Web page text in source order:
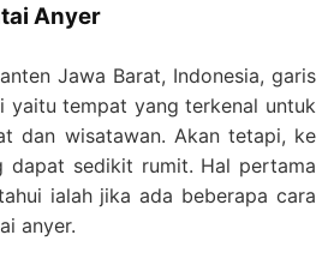
Anyer
Jawa Barat, Indonesia, garis
yaitu tempat yang terkenal untuk
dan wisatawan. Akan tetapi, ke
dapat sedikit rumit. Hal pertama
ialah jika ada beberapa cara
anyer.